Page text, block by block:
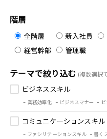
階層
全階層 新入社員
経営幹部
管理職
テーマで絞り込む (複数選択
ビジネススキル
業務効率化 ビジネスマナー
コミュニケーションスキル
ファシリテーションスキル 書く